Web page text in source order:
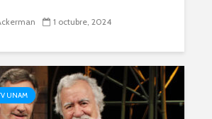
1 octubre, 2024
UNAM